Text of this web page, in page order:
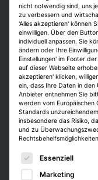
Risiken eines
bestimmten
Erfahrene
die KI eher
Aufgaben
Erfahrungen
während die
Lernmittel
nicht notwendig sind, uns
zu verbessern und
'Alles akzeptieren' können
einwilligen. Über den
individuell anpassen. Sie
ändern oder Ihre
Einstellungen' im Footer
auf dieser Webseite
akzeptieren' klicken,
ein, dass Ihre Daten in
Anbieter entnehmen Sie
werden vom Europäischen
Standards
insbesondere das Risiko,
und zu
Es folgt eine
Essenziell
Marketing